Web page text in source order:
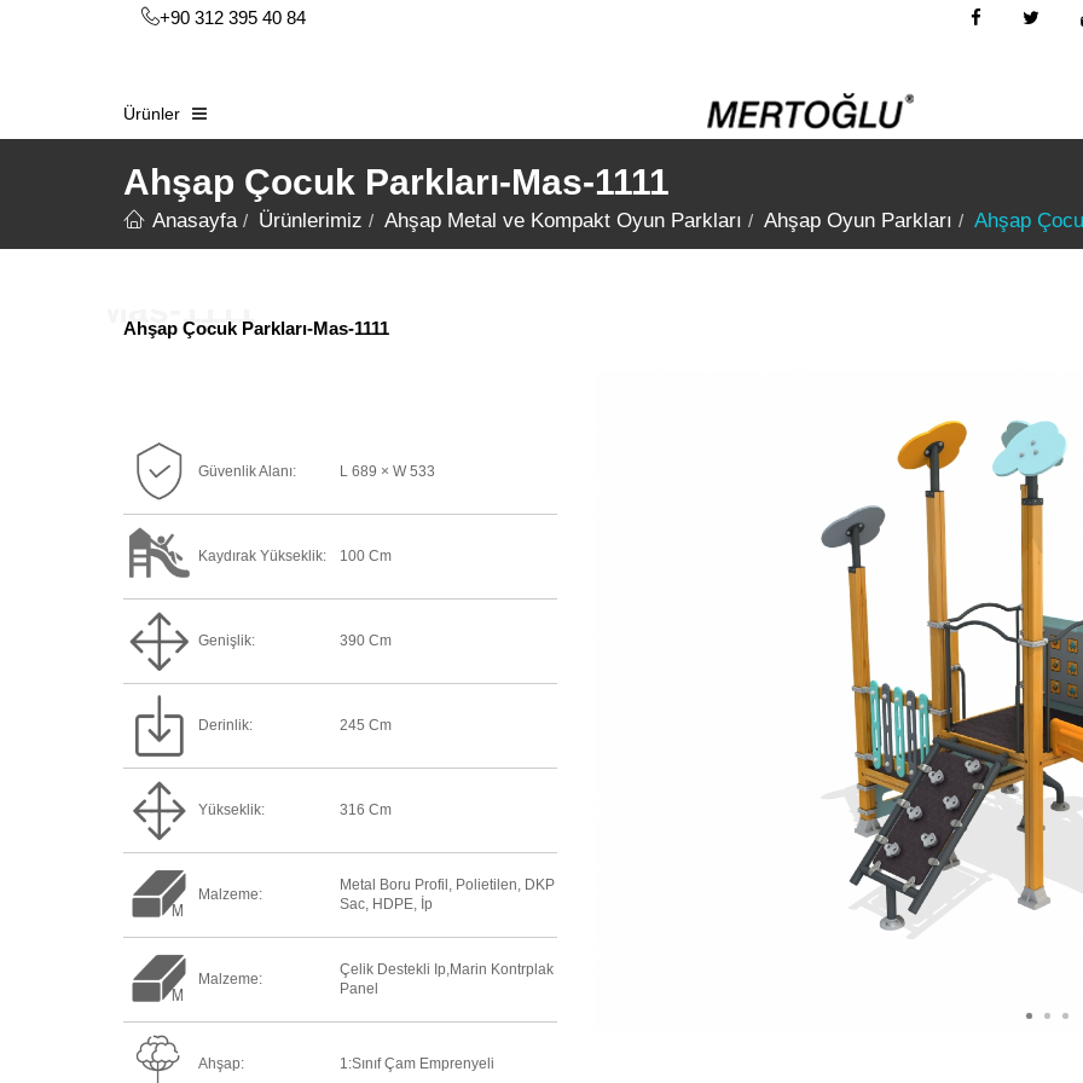
+90 312 395 40 84
Ürünler
Ahşap Çocuk Parkları-Mas-1111
Anasayfa Ürünlerimiz Ahşap Metal ve Kompakt Oyun Parkları Ahşap Oyun Parkları Ahşap
Ahşap Çocuk Parkları-Mas-1111
Güvenlik Alanı: L 689 × W 533
Kaydırak Yükseklik: 100 Cm
Genişlik: 390 Cm
Derinlik: 245 Cm
Yükseklik: 316 Cm
Malzeme:
Metal Boru Profil, Polietilen, DKP
Sac, HDPE, İp
Malzeme:
Çelik Destekli Ip,marin Kontrplak
Panel
Ahşap: 1:Sınıf Çam Emprenyeli